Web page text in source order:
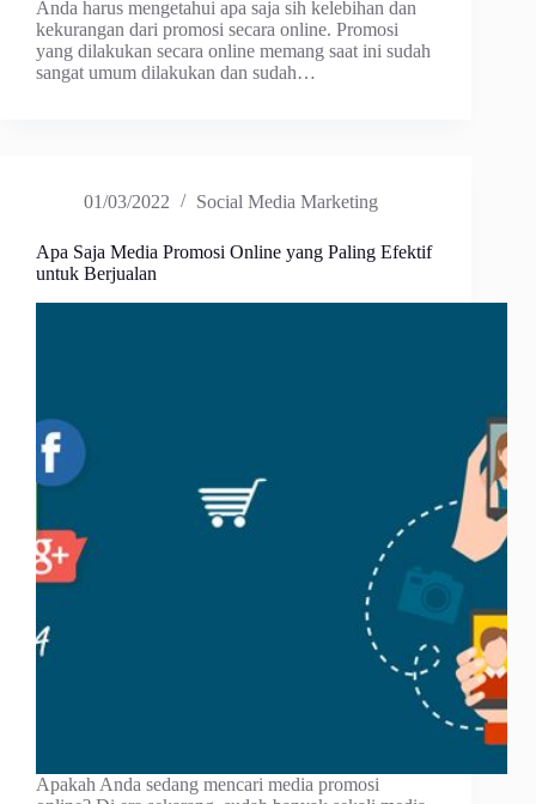
Anda harus mengetahui apa saja sih kelebihan dan
kekurangan dari promosi secara online. Promosi
yang dilakukan secara online memang saat ini sudah
sangat umum dilakukan dan sudah…
01/03/2022 Social Media Marketing
Apa Saja Media Promosi Online yang Paling Efektif
untuk Berjualan
Apakah Anda sedang mencari media promosi